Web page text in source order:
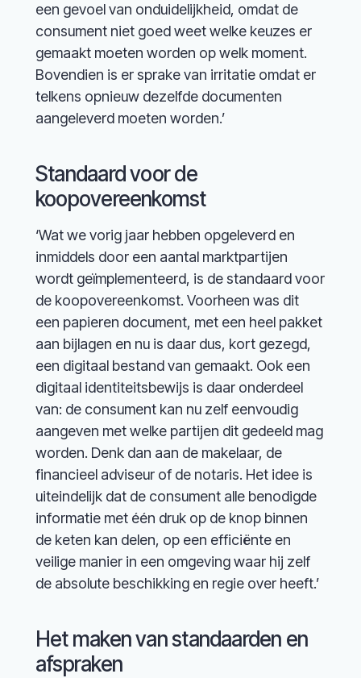
een gevoel van onduidelijkheid, omdat de
consument niet goed weet welke keuzes er
gemaakt moeten worden op welk moment.
Bovendien is er sprake van irritatie omdat er
telkens opnieuw dezelfde documenten
aangeleverd moeten worden.’
Standaard voor de
koopovereenkomst
‘Wat we vorig jaar hebben opgeleverd en
inmiddels door een aantal marktpartijen
wordt geïmplementeerd, is de standaard voor
de koopovereenkomst. Voorheen was dit
een papieren document, met een heel pakket
aan bijlagen en nu is daar dus, kort gezegd,
een digitaal bestand van gemaakt. Ook een
digitaal identiteitsbewijs is daar onderdeel
van: de consument kan nu zelf eenvoudig
aangeven met welke partijen dit gedeeld mag
worden. Denk dan aan de makelaar, de
financieel adviseur of de notaris. Het idee is
uiteindelijk dat de consument alle benodigde
informatie met één druk op de knop binnen
de keten kan delen, op een efficiënte en
veilige manier in een omgeving waar hij zelf
de absolute beschikking en regie over heeft.’
Het maken van standaarden en
afspraken